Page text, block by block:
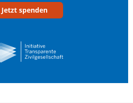
Jetzt spenden